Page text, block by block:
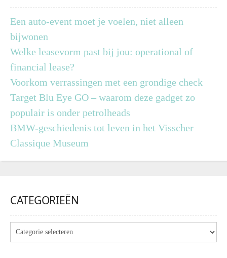
Een auto-event moet je voelen, niet alleen
bijwonen
Welke leasevorm past bij jou: operational of
financial lease?
Voorkom verrassingen met een grondige check
Target Blu Eye GO – waarom deze gadget zo
populair is onder petrolheads
BMW-geschiedenis tot leven in het Visscher
Classique Museum
CATEGORIEËN